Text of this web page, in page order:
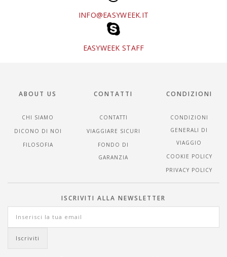
INFO@EASYWEEK.IT
EASYWEEK STAFF
ABOUT US
CHI SIAMO
DICONO DI NOI
FILOSOFIA
CONTATTI
CONTATTI
VIAGGIARE SICURI
FONDO DI
GARANZIA
CONDIZIONI
CONDIZIONI
GENERALI DI
VIAGGIO
COOKIE POLICY
PRIVACY POLICY
ISCRIVITI ALLA NEWSLETTER